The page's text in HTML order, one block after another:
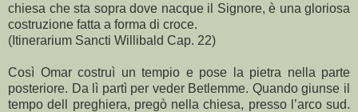
chiesa che sta sopra dove nacque il Signore, è una gloriosa
costruzione fatta a forma di croce.
(Itinerarium Sancti Willibald Cap. 22)
Così Omar costruì un tempio e pose la pietra nella parte
posteriore. Da lì partì per veder Betlemme. Quando giunse il
tempo dell preghiera, pregò nella chiesa, presso l’arco sud.